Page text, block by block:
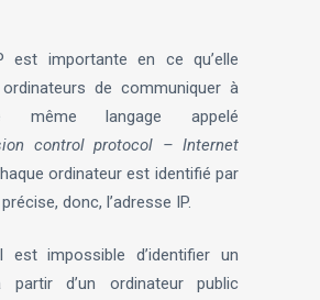
est importante en ce qu’elle
de communiquer à
même langage appelé
control protocol – Internet
ordinateur est identifié par
donc, l’adresse IP.
est impossible d’identifier un
partir d’un ordinateur public